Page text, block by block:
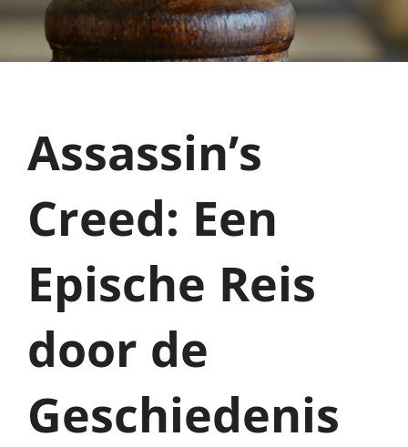
Assassin’s
Creed: Een
Epische Reis
door de
Geschiedenis